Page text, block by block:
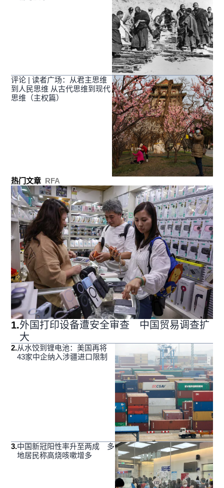
评论 | 读者广场：从君主思维
到人民思维 从古代思维到现代
思维（主权篇）
热门文章 RFA
1.外国打印设备遭安全审查 中国贸易调查扩
大
2.从水饺到锂电池：美国再将
43家中企纳入涉疆进口限制
3.中国新冠阳性率升至两成 多
地居民称高烧咳嗽增多